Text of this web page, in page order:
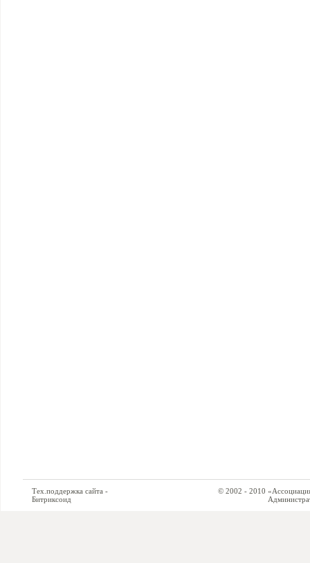
Тех.поддержка сайта -
Битриксоид
© 2002 - 2010 «Ассоциация